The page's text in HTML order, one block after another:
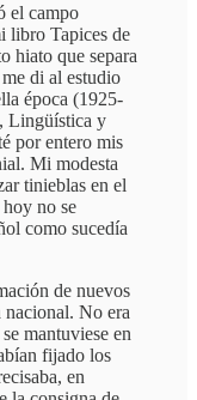
el campo
libro Tapices de
hiato que separa
di al estudio
época (1925-
Lingüística y
por entero mis
Mi modesta
tinieblas en el
no se
como sucedía
de nuevos
No era
mantuviese en
fijado los
en